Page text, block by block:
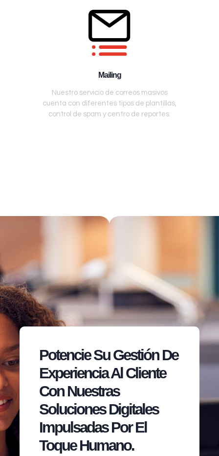
Mailing
Nuestro servicio de correos masivos
cuenta con diferentes tipos de plantillas,
control de spam y centro de reportes.
Potencie Su Gestión De
Experiencia Al Cliente
Con Nuestras
Soluciones Digitales
Impulsadas Por El
Toque Humano.